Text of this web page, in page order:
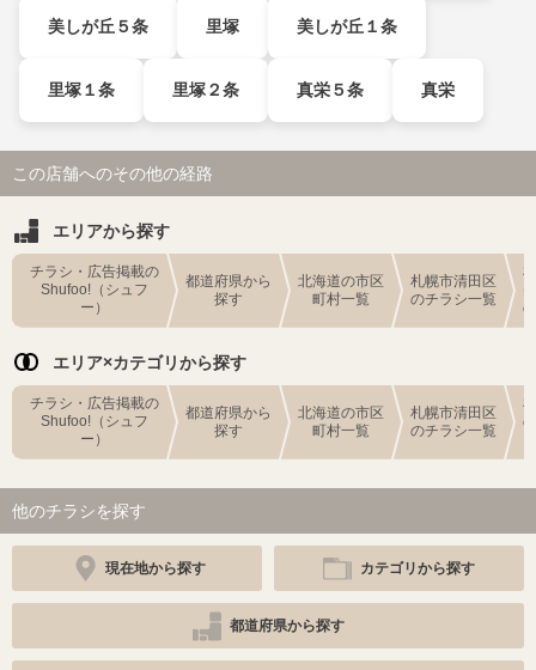
美しが丘５条 里塚 美しが丘１条
里塚１条 里塚２条 真栄５条 真栄
この店舗へのその他の経路
エリアから探す
チラシ・広告掲載の
Shufoo!（シュフ
ー）
都道府県から
探す
北海道の市区
町村一覧
札幌市清田区
のチラシ一覧
エリア×カテゴリから探す
チラシ・広告掲載の
Shufoo!（シュフ
ー）
都道府県から
探す
北海道の市区
町村一覧
札幌市清田区
のチラシ一覧
他のチラシを探す
現在地から探す カテゴリから探す
都道府県から探す